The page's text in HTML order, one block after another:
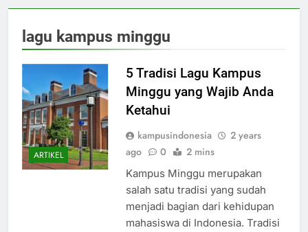
lagu kampus minggu
ARTIKEL
5 Tradisi Lagu Kampus
Minggu yang Wajib Anda
Ketahui
kampusindonesia
2 years
ago
0 2 mins
Kampus Minggu merupakan
salah satu tradisi yang sudah
menjadi bagian dari kehidupan
mahasiswa di Indonesia. Tradisi